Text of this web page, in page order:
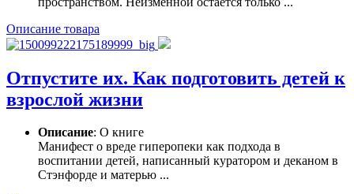
Описание товара
Отпустите их. Как подготовить детей к
взрослой жизни
Описание: О книге
Манифест о вреде гиперопеки как подхода в
воспитании детей, написанный куратором и деканом в
Стэнфорде и матерью ...